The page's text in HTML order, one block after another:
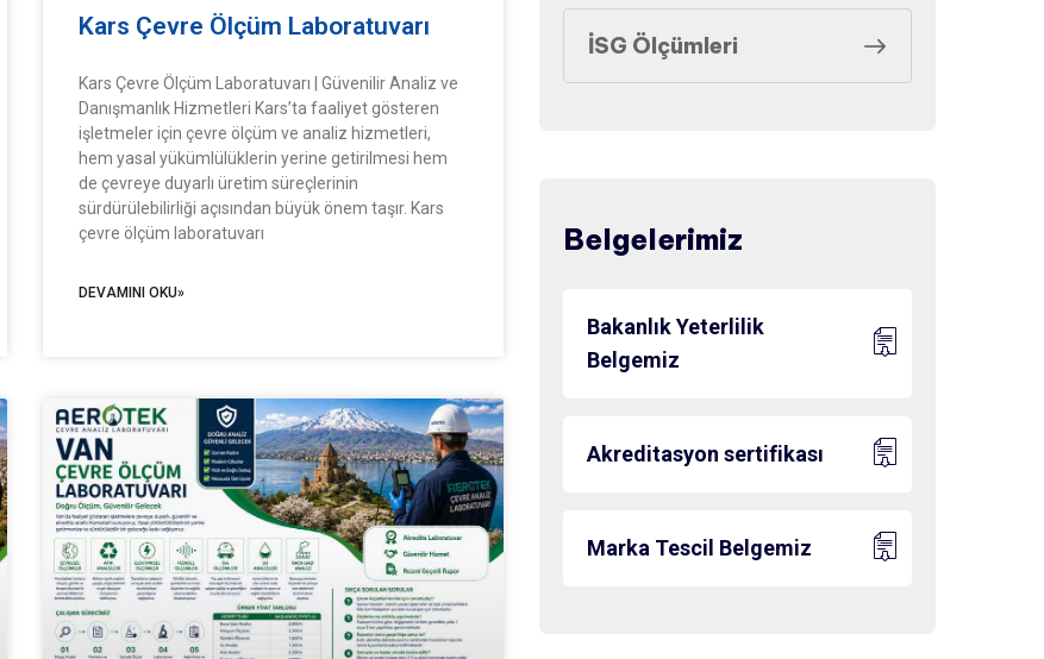
Kars Çevre Ölçüm Laboratuvarı
Kars Çevre Ölçüm Laboratuvarı | Güvenilir Analiz ve
Danışmanlık Hizmetleri Kars’ta faaliyet gösteren
işletmeler için çevre ölçüm ve analiz hizmetleri,
hem yasal yükümlülüklerin yerine getirilmesi hem
de çevreye duyarlı üretim süreçlerinin
sürdürülebilirliği açısından büyük önem taşır. Kars
çevre ölçüm laboratuvarı
DEVAMINI OKU»
İSG Ölçümleri
Belgelerimiz
Bakanlık Yeterlilik
Belgemiz
Akreditasyon sertifikası
Marka Tescil Belgemiz